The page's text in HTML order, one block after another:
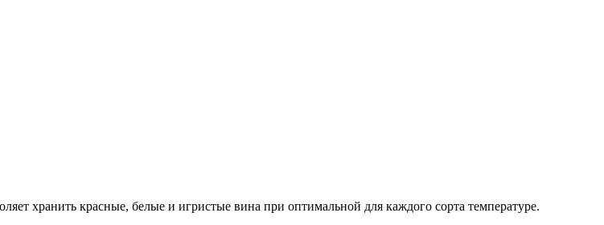
хранить красные, белые и игристые вина при оптимальной для каждого сорта температуре.